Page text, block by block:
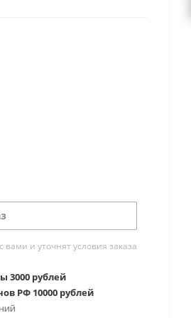
«живого букета». У нас
экзакум не так уж и
и уточнят условия заказа
3000 рублей
РФ 10000 рублей